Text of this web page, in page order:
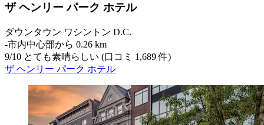
ザ ヘンリー パーク ホテル
ダウンタウン ワシントン D.C.
‐市内中心部から 0.26 km
9/10 とても素晴らしい (口コミ 1,689 件)
ザ ヘンリー パーク ホテル